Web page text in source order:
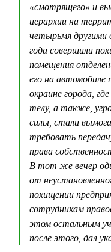
«смотрящего» и
иерархии на
четырьмя другими
года совершили
помещения
его на автомобиле
окраине города,
телу, а также,
силы, стали
требовать
права
В тот же вечер
от
похищении
сотрудникам
этом остальным
после этого, дал